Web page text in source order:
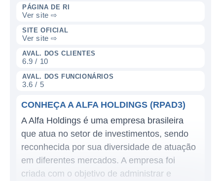
PÁGINA DE RI
Ver site ⇨
SITE OFICIAL
Ver site ⇨
AVAL. DOS CLIENTES
6.9 / 10
AVAL. DOS FUNCIONÁRIOS
3.6 / 5
CONHEÇA A ALFA HOLDINGS (RPAD3)
A Alfa Holdings é uma empresa brasileira
que atua no setor de investimentos, sendo
reconhecida por sua diversidade de atuação
em diferentes mercados. A empresa foi
criada com o objetivo de administrar e